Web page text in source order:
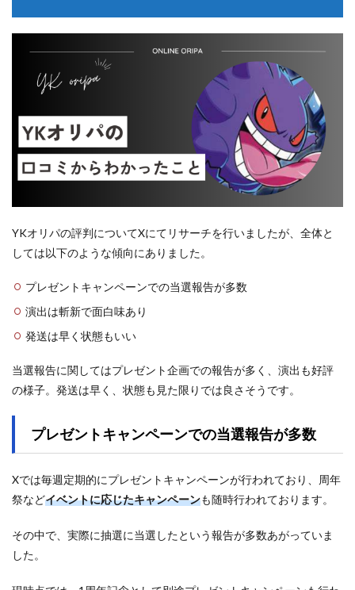
YKオリパの評判についてXにてリサーチを行いましたが、全体と
しては以下のような傾向にありました。
プレゼントキャンペーンでの当選報告が多数
演出は斬新で面白味あり
発送は早く状態もいい
当選報告に関してはプレゼント企画での報告が多く、演出も好評
の様子。発送は早く、状態も見た限りでは良さそうです。
プレゼントキャンペーンでの当選報告が多数
Xでは毎週定期的にプレゼントキャンペーンが行われており、周年
祭などイベントに応じたキャンペーンも随時行われております。
その中で、実際に抽選に当選したという報告が多数あがっていま
した。